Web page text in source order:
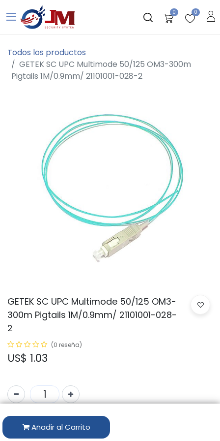
0 0
Todos los productos
GETEK SC UPC Multimode 50/125 OM3-300m
Pigtails 1M/0.9mm/ 21101001-028-2
GETEK SC UPC Multimode 50/125 OM3-
300m Pigtails 1M/0.9mm/ 21101001-028-
2
(0 reseña)
US$ 1.03
Añadir al Carrito
GTK-PIGMM1-SC-OM3
Marca:GETEK